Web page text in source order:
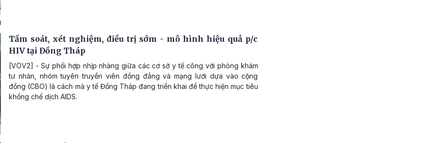
Tầm soát, xét nghiệm, điều trị sớm - mô hình hiệu quả p/c
HIV tại Đồng Tháp
[VOV2] - Sự phối hợp nhịp nhàng giữa các cơ sở y tế công với phòng khám
tư nhân, nhóm tuyên truyền viên đồng đẳng và mạng lưới dựa vào cộng
đồng (CBO) là cách mà y tế Đồng Tháp đang triển khai để thực hiện mục tiêu
khống chế dịch AIDS.